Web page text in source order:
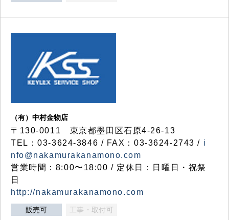
（有）中村金物店
〒130-0011 東京都墨田区石原4-26-13
TEL：03-3624-3846 / FAX：03-3624-2743 / i
nfo@nakamurakanamono.com
営業時間：8:00〜18:00 / 定休日：日曜日・祝祭
日
http://nakamurakanamono.com
販売可 工事・取付可